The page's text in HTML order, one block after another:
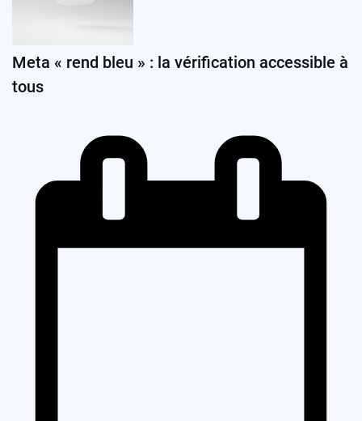
Meta « rend bleu » : la vérification accessible à
tous